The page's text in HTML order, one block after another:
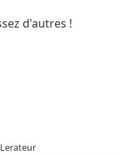
d'autres !